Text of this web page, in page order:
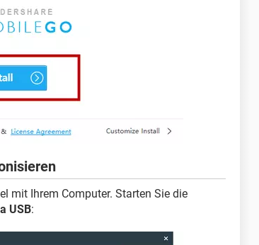
mit Ihrem Computer. Starten Sie die
USB: